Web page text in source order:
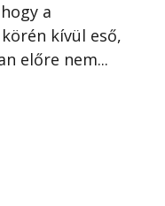
a
kívül eső,
előre nem...